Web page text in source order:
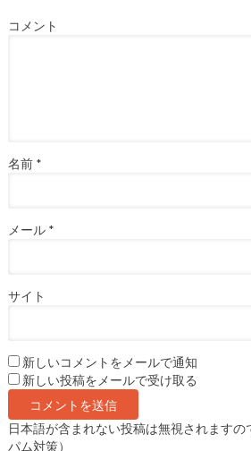
コメント
名前 *
メール *
サイト
新しいコメントをメールで通知
新しい投稿をメールで受け取る
日本語が含まれない投稿は無視されますの
パム対策）